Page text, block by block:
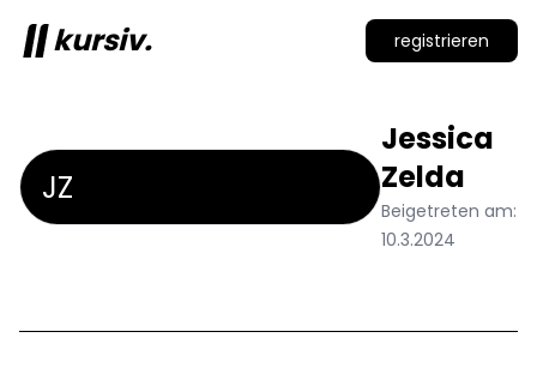
kursiv. registrieren
JZ
Jessica
Zelda
Beigetreten am:
10.3.2024